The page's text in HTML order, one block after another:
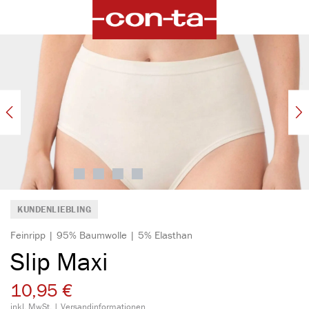
Bildergalerie überspringen
KUNDENLIEBLING
Feinripp | 95% Baumwolle | 5% Elasthan
Slip Maxi
10,95 €
inkl. MwSt. | Versandinformationen